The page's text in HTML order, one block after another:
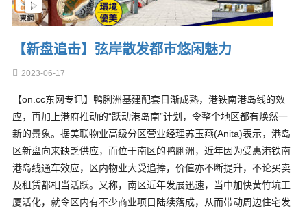
【新盘追击】弦岸散发都市悠闲魅力
2023-06-17
【on.cc东网专讯】鸭脷洲基建配套日渐成熟，港铁南港岛线的效
应，再加上港府推动的“跃动港岛南”计划，令整个地区都有焕然一
新的景象。据美联物业高级分区营业经理苏玉燕(Anita)表示，港岛
区新盘向来缺乏供应，而位于南区的鸭脷洲，近年因为受惠港铁南
港岛线通车效应，区内物业大受追捧，价值亦不断提升，不论买卖
及租赁都相当活跃。又称，南区近年发展迅速，当中加快黄竹坑工
厦活化，就令区内有不少商业项目陆续落成，从而带动周边住宅发